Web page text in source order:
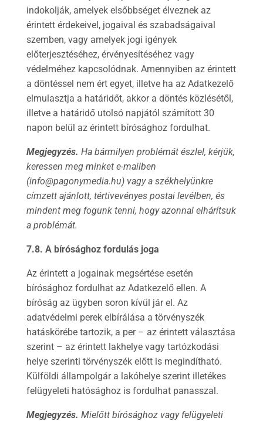
indokolják, amelyek elsőbbséget élveznek az
érintett érdekeivel, jogaival és szabadságaival
szemben, vagy amelyek jogi igények
előterjesztéséhez, érvényesítéséhez vagy
védelméhez kapcsolódnak. Amennyiben az érintett
a döntéssel nem ért egyet, illetve ha az Adatkezelő
elmulasztja a határidőt, akkor a döntés közlésétől,
illetve a határidő utolsó napjától számított 30
napon belül az érintett bírósághoz fordulhat.
Megjegyzés. Ha bármilyen problémát észlel, kérjük,
keressen meg minket e-mailben
(info@pagonymedia.hu) vagy a székhelyünkre
címzett ajánlott, tértivevényes postai levélben, és
mindent meg fogunk tenni, hogy azonnal elhárítsuk
a problémát.
7.8. A bírósághoz fordulás joga
Az érintett a jogainak megsértése esetén
bírósághoz fordulhat az Adatkezelő ellen. A
bíróság az ügyben soron kívül jár el. Az
adatvédelmi perek elbírálása a törvényszék
hatáskörébe tartozik, a per – az érintett választása
szerint – az érintett lakhelye vagy tartózkodási
helye szerinti törvényszék előtt is megindítható.
Külföldi állampolgár a lakóhelye szerint illetékes
felügyeleti hatósághoz is fordulhat panasszal.
Megjegyzés. Mielőtt bírósághoz vagy felügyeleti